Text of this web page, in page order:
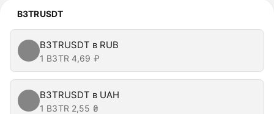
B3TRUSDT
B3TRUSDT в RUB
1 B3TR 4,69 ₽
B3TRUSDT в UAH
1 B3TR 2,55 ₴